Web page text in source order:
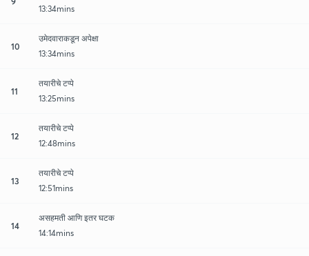
13:34mins
10
उमेदवाराकडून अपेक्षा
13:34mins
11
तयारीचे टप्पे
13:25mins
12
तयारीचे टप्पे
12:48mins
13
तयारीचे टप्पे
12:51mins
14
असहमती आणि इतर घटक
14:14mins